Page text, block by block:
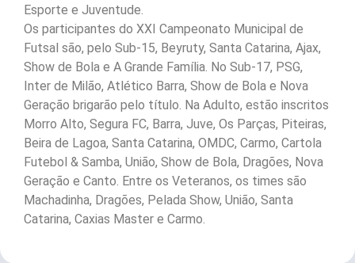
Esporte e Juventude.
Os participantes do XXI Campeonato Municipal de
Futsal são, pelo Sub-15, Beyruty, Santa Catarina, Ajax,
Show de Bola e A Grande Família. No Sub-17, PSG,
Inter de Milão, Atlético Barra, Show de Bola e Nova
Geração brigarão pelo título. Na Adulto, estão inscritos
Morro Alto, Segura FC, Barra, Juve, Os Parças, Piteiras,
Beira de Lagoa, Santa Catarina, OMDC, Carmo, Cartola
Futebol & Samba, União, Show de Bola, Dragões, Nova
Geração e Canto. Entre os Veteranos, os times são
Machadinha, Dragões, Pelada Show, União, Santa
Catarina, Caxias Master e Carmo.